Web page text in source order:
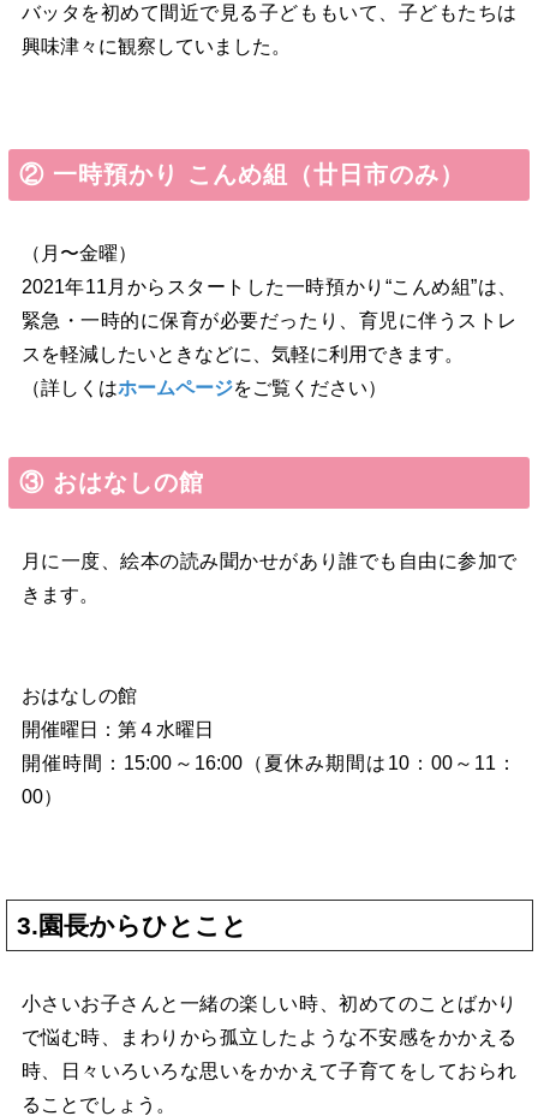
バッタを初めて間近で見る子どももいて、子どもたちは
興味津々に観察していました。
② 一時預かり こんめ組（廿日市のみ）
（月〜金曜）
2021年11月からスタートした一時預かり“こんめ組”は、
緊急・一時的に保育が必要だったり、育児に伴うストレ
スを軽減したいときなどに、気軽に利用できます。
（詳しくはホームページをご覧ください）
③ おはなしの館
月に一度、絵本の読み聞かせがあり誰でも自由に参加で
きます。
おはなしの館
開催曜日：第４水曜日
開催時間：15:00～16:00（夏休み期間は10：00～11：
00）
3.園長からひとこと
小さいお子さんと一緒の楽しい時、初めてのことばかり
で悩む時、まわりから孤立したような不安感をかかえる
時、日々いろいろな思いをかかえて子育てをしておられ
ることでしょう。